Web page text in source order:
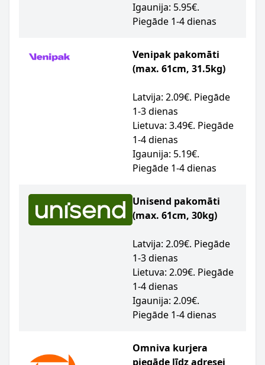
Igaunija: 5.95€.
Piegāde 1-4 dienas
Venipak pakomāti
(max. 61cm, 31.5kg)
Latvija: 2.09€. Piegāde
1-3 dienas
Lietuva: 3.49€. Piegāde
1-4 dienas
Igaunija: 5.19€.
Piegāde 1-4 dienas
Unisend pakomāti
(max. 61cm, 30kg)
Latvija: 2.09€. Piegāde
1-3 dienas
Lietuva: 2.09€. Piegāde
1-4 dienas
Igaunija: 2.09€.
Piegāde 1-4 dienas
Omniva kurjera
piegāde līdz adresei